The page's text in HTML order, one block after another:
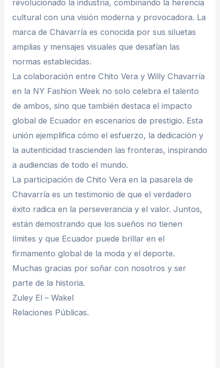
revolucionado la industria, combinando la herencia
cultural con una visión moderna y provocadora. La
marca de Chavarría es conocida por sus siluetas
amplias y mensajes visuales que desafían las
normas establecidas.
La colaboración entre Chito Vera y Willy Chavarría
en la NY Fashion Week no solo celebra el talento
de ambos, sino que también destaca el impacto
global de Ecuador en escenarios de prestigio. Esta
unión ejemplifica cómo el esfuerzo, la dedicación y
la autenticidad trascienden las fronteras, inspirando
a audiencias de todo el mundo.
La participación de Chito Vera en la pasarela de
Chavarría es un testimonio de que el verdadero
éxito radica en la perseverancia y el valor. Juntos,
están demostrando que los sueños no tienen
límites y que Ecuador puede brillar en el
firmamento global de la moda y el deporte.
Muchas gracias por soñar con nosotros y ser
parte de la historia.
Zuley El – Wakel
Relaciones Públicas.